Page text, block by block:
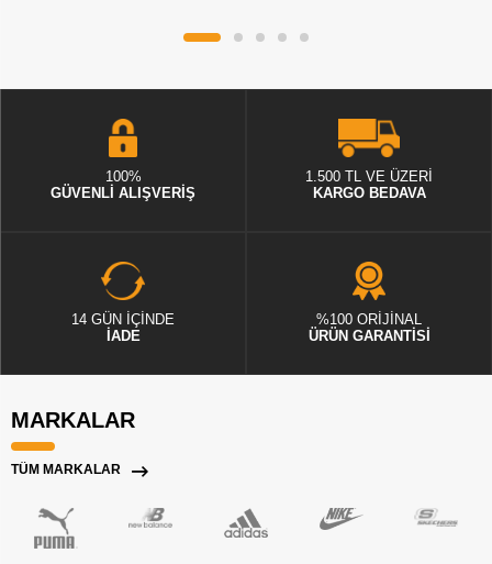
100%
GÜVENLİ ALIŞVERİŞ
1.500 TL VE ÜZERİ
KARGO BEDAVA
14 GÜN İÇİNDE
İADE
%100 ORİJİNAL
ÜRÜN GARANTİSİ
MARKALAR
TÜM MARKALAR